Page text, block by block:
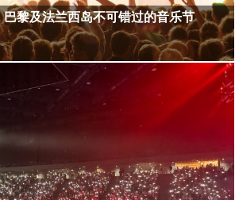
黎及法兰西岛不可错过的音乐节